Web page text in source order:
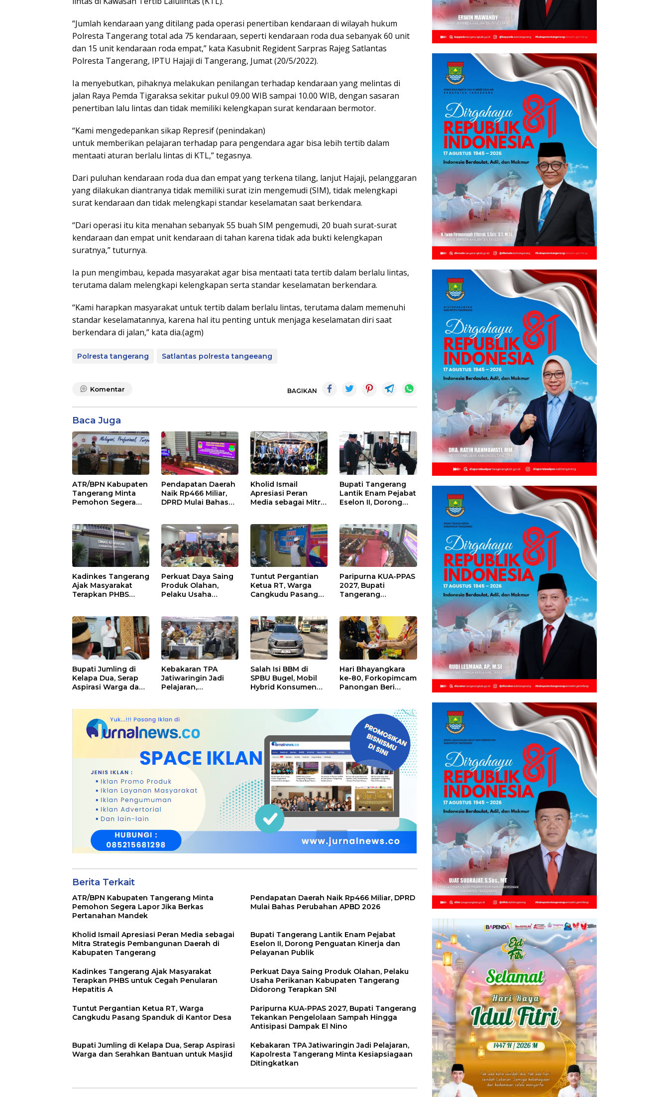
“Jumlah kendaraan yang ditilang pada operasi penertiban kendaraan di wilayah hukum
Polresta Tangerang total ada 75 kendaraan, seperti kendaraan roda dua sebanyak 60 unit
dan 15 unit kendaraan roda empat,” kata Kasubnit Regident Sarpras Rajeg Satlantas
Polresta Tangerang, IPTU Hajaji di Tangerang, Jumat (20/5/2022).
Ia menyebutkan, pihaknya melakukan penilangan terhadap kendaraan yang melintas di
jalan Raya Pemda Tigaraksa sekitar pukul 09.00 WIB sampai 10.00 WIB, dengan sasaran
penertiban lalu lintas dan tidak memiliki kelengkapan surat kendaraan bermotor.
“Kami mengedepankan sikap Represif (penindakan)
untuk memberikan pelajaran terhadap para pengendara agar bisa lebih tertib dalam
mentaati aturan berlalu lintas di KTL,” tegasnya.
Dari puluhan kendaraan roda dua dan empat yang terkena tilang, lanjut Hajaji, pelanggaran
yang dilakukan diantranya tidak memiliki surat izin mengemudi (SIM), tidak melengkapi
surat kendaraan dan tidak melengkapi standar keselamatan saat berkendara.
“Dari operasi itu kita menahan sebanyak 55 buah SIM pengemudi, 20 buah surat-surat
kendaraan dan empat unit kendaraan di tahan karena tidak ada bukti kelengkapan
suratnya,” tuturnya.
Ia pun mengimbau, kepada masyarakat agar bisa mentaati tata tertib dalam berlalu lintas,
terutama dalam melengkapi kelengkapan serta standar keselamatan berkendara.
“Kami harapkan masyarakat untuk tertib dalam berlalu lintas, terutama dalam memenuhi
standar keselamatannya, karena hal itu penting untuk menjaga keselamatan diri saat
berkendara di jalan,” kata dia.(agm)
Polresta tangerang Satlantas polresta tangeeang
Komentar BAGIKAN
Baca Juga
ATR/BPN Kabupaten
Tangerang Minta
Pemohon Segera
Pendapatan Daerah
Naik Rp466 Miliar,
DPRD Mulai Bahas
Kholid Ismail
Apresiasi Peran
Media sebagai Mitra
Daerah di
Kabupaten
Tangerang
Bupati Tangerang
Lantik Enam Pejabat
Eselon II, Dorong
Publik
Kadinkes Tangerang
Ajak Masyarakat
Terapkan PHBS
A
Perkuat Daya Saing
Produk Olahan,
Pelaku Usaha
Tangerang
Didorong Terapkan
SNI
Tuntut Pergantian
Ketua RT, Warga
Cangkudu Pasang
Paripurna KUA-PPAS
2027, Bupati
Tangerang
Sampah Hingga
Antisipasi Dampak
El Nino
Bupati Jumling di
Kelapa Dua, Serap
Aspirasi Warga dan
Kebakaran TPA
Jatiwaringin Jadi
Pelajaran,
Ditingkatkan
Salah Isi BBM di
SPBU Bugel, Mobil
Hybrid Konsumen
Hari Bhayangkara
ke-80, Forkopimcam
Panongan Beri
Berita Terkait
ATR/BPN Kabupaten Tangerang Minta
Pemohon Segera Lapor Jika Berkas
Pertanahan Mandek
Pendapatan Daerah Naik Rp466 Miliar, DPRD
Mulai Bahas Perubahan APBD 2026
Kholid Ismail Apresiasi Peran Media sebagai
Mitra Strategis Pembangunan Daerah di
Kabupaten Tangerang
Bupati Tangerang Lantik Enam Pejabat
Eselon II, Dorong Penguatan Kinerja dan
Pelayanan Publik
Kadinkes Tangerang Ajak Masyarakat
Terapkan PHBS untuk Cegah Penularan
Hepatitis A
Perkuat Daya Saing Produk Olahan, Pelaku
Usaha Perikanan Kabupaten Tangerang
Didorong Terapkan SNI
Tuntut Pergantian Ketua RT, Warga
Cangkudu Pasang Spanduk di Kantor Desa
Paripurna KUA-PPAS 2027, Bupati Tangerang
Tekankan Pengelolaan Sampah Hingga
Antisipasi Dampak El Nino
Bupati Jumling di Kelapa Dua, Serap Aspirasi
Warga dan Serahkan Bantuan untuk Masjid
Kebakaran TPA Jatiwaringin Jadi Pelajaran,
Kapolresta Tangerang Minta Kesiapsiagaan
Ditingkatkan